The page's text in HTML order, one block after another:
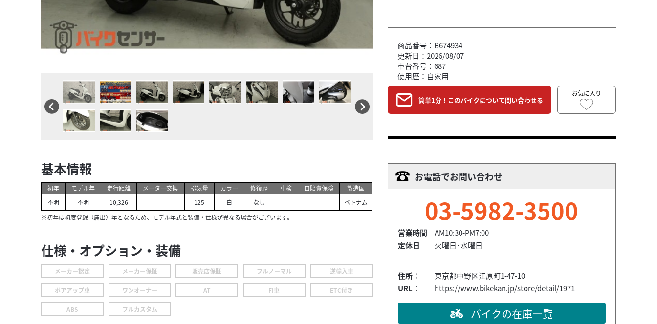
基本情報
初年
不明
モデル年
不明
走行距離
10,326
メーター交換
排気量
125
カラー
白
修復歴
なし
車検 自賠責保険
製造国
ベトナム
※初年は初度登録（届出）年となるため、モデル年式と装備・仕様が異なる場合がございます。
仕様・オプション・装備
メーカー認定 メーカー保証 販売店保証 フルノーマル 逆輸入車
ボアアップ車 ワンオーナー AT FI車 ETC付き
ABS フルカスタム
商品番号：B674934
更新日：2026/08/07
車台番号：687
使用歴：自家用
簡単1分！このバイクについて問い合わせる
お気に入り
お電話でお問い合わせ
03-5982-3500
営業時間
AM10:30-PM7:00
定休日
火曜日･水曜日
住所：
東京都中野区江原町1-47-10
URL：
https://www.bikekan.jp/store/detail/1971
バイクの在庫一覧